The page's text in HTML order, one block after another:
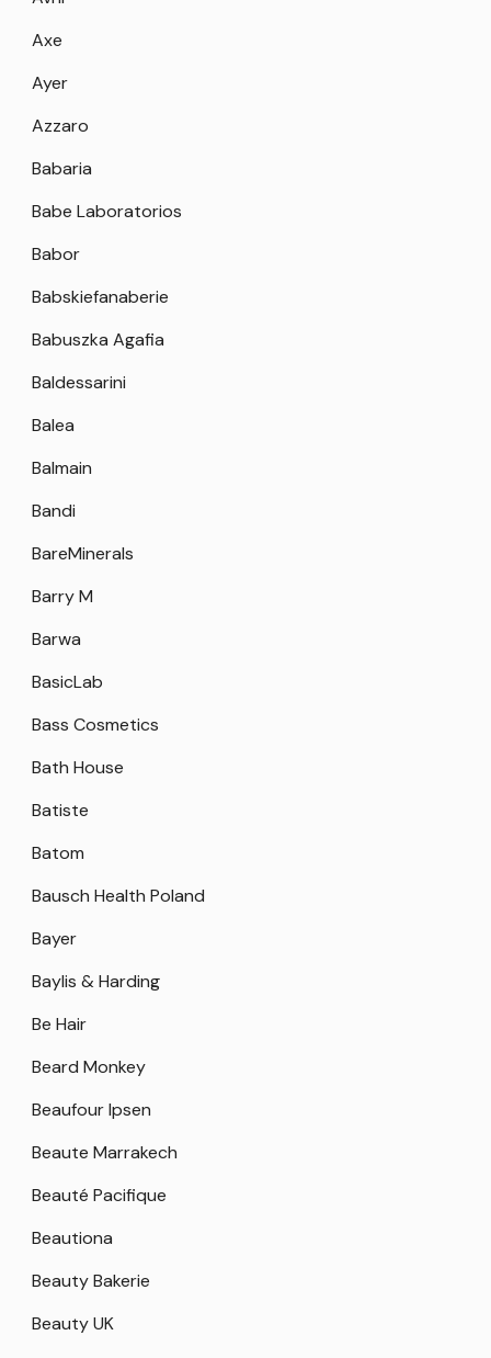
Axe
Ayer
Azzaro
Babaria
Babe Laboratorios
Babor
Babskiefanaberie
Babuszka Agafia
Baldessarini
Balea
Balmain
Bandi
BareMinerals
Barry M
Barwa
BasicLab
Bass Cosmetics
Bath House
Batiste
Batom
Bausch Health Poland
Bayer
Baylis & Harding
Be Hair
Beard Monkey
Beaufour Ipsen
Beaute Marrakech
Beauté Pacifique
Beautiona
Beauty Bakerie
Beauty UK